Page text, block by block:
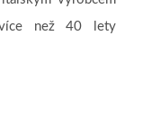
než 40 lety